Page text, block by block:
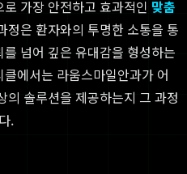
가장 안전하고 효과적인 맞춤
정은 환자와의 투명한 소통을 통
넘어 깊은 유대감을 형성하는
에서는 라움스마일안과가 어
솔루션을 제공하는지 그 과정
.